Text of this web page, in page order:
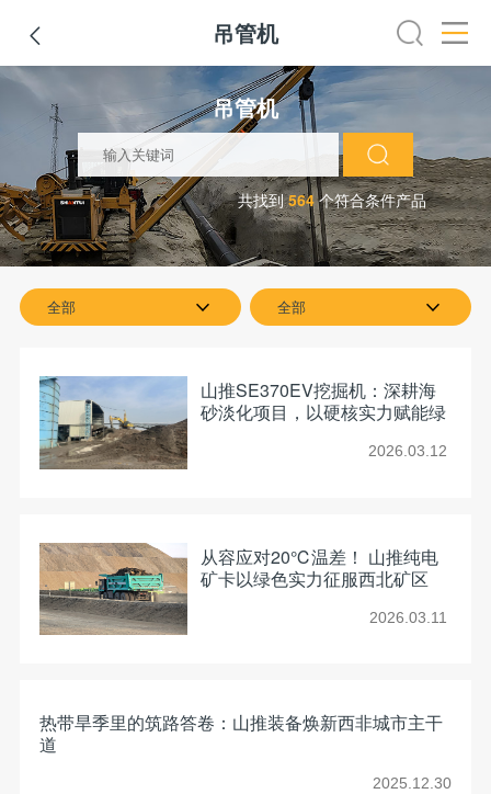
 吊管机
摊铺机 冷再生机 吊管机
吊管机
共找到564个符合条件产品
全部 全部
山推SE370EV挖掘机：深耕海
砂淡化项目，以硬核实力赋能绿
2026.03.12
从容应对20℃温差！ 山推纯电
矿卡以绿色实力征服西北矿区
2026.03.11
热带旱季里的筑路答卷：山推装备焕新西非城市主干
道
2025.12.30